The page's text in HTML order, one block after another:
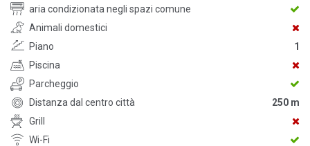
aria condizionata negli spazi comune
Animali domestici
Piano
1
Piscina
Parcheggio
Distanza dal centro città
250 m
Grill
Wi-Fi